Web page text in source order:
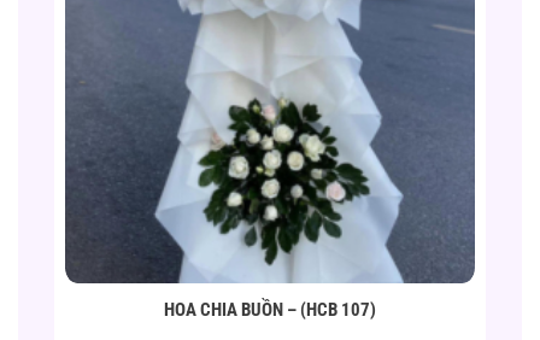
HOA CHIA BUỒN – (HCB 107)